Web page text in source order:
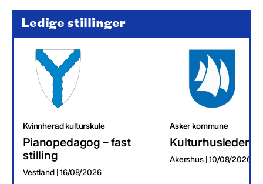
Ledige stillinger
Kvinnherad kulturskule
Pianopedagog – fast
stilling
Vestland | 16/08/2026
Asker kommune
Kulturhusleder
Akershus | 10/08/2026